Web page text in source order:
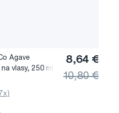
Agave
vlasy, 250 ml
8,64 €
10,80 €